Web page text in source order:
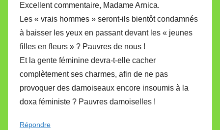
Excellent commentaire, Madame Arnica.
Les « vrais hommes » seront-ils bientôt condamnés
à baisser les yeux en passant devant les « jeunes
filles en fleurs » ? Pauvres de nous !
Et la gente féminine devra-t-elle cacher
complètement ses charmes, afin de ne pas
provoquer des damoiseaux encore insoumis à la
doxa féministe ? Pauvres damoiselles !
Répondre